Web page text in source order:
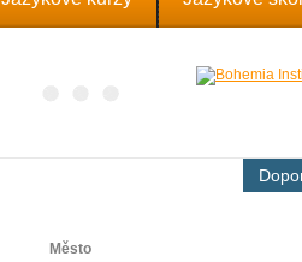
Město